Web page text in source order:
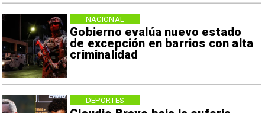
Gobierno evalúa nuevo estado
de excepción en barrios con alta
criminalidad
NACIONAL
DEPORTES